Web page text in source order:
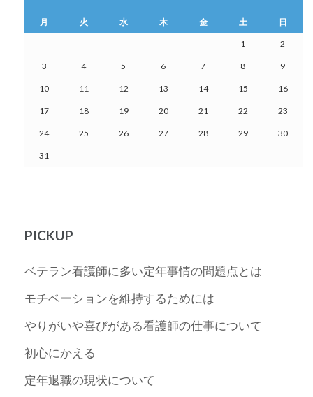
月 火 水 木 金 土 日
1 2
3 4 5 6 7 8 9
10 11 12 13 14 15 16
17 18 19 20 21 22 23
24 25 26 27 28 29 30
31
PICKUP
ベテラン看護師に多い定年事情の問題点とは
モチベーションを維持するためには
やりがいや喜びがある看護師の仕事について
初心にかえる
定年退職の現状について